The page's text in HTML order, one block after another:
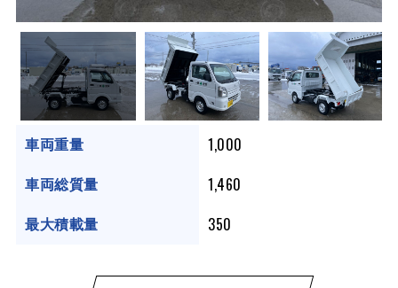
車両重量 1,000
車両総質量 1,460
最大積載量 350